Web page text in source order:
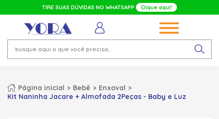
TIRE SUAS DÚVIDAS NO WHATSAPP Clique aqui!
Página inicial Bebê
Enxoval
Kit Naninha Jacare + Almofada 2Peças - Baby e Luz